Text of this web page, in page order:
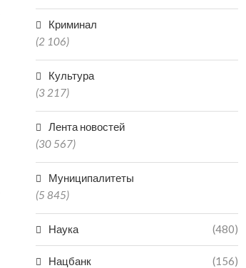
Криминал
(2 106)
Культура
(3 217)
Лента новостей
(30 567)
Муниципалитеты
(5 845)
Наука (480)
Нацбанк (156)